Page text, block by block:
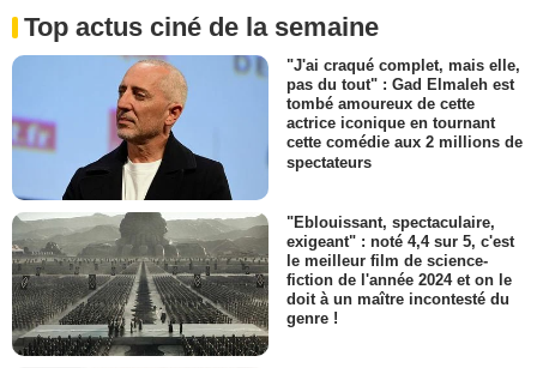
Top actus ciné de la semaine
"J'ai craqué complet, mais elle,
pas du tout" : Gad Elmaleh est
tombé amoureux de cette
actrice iconique en tournant
cette comédie aux 2 millions de
spectateurs
"Eblouissant, spectaculaire,
exigeant" : noté 4,4 sur 5, c'est
le meilleur film de science-
fiction de l'année 2024 et on le
doit à un maître incontesté du
genre !